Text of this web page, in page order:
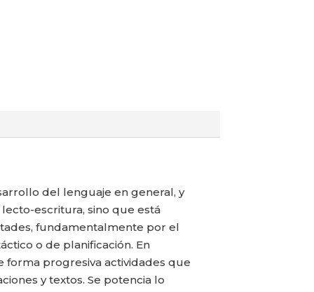
del lenguaje en general, y
escritura, sino que está
fundamentalmente por el
o de planificación. En
forma progresiva actividades que
y textos. Se potencia lo